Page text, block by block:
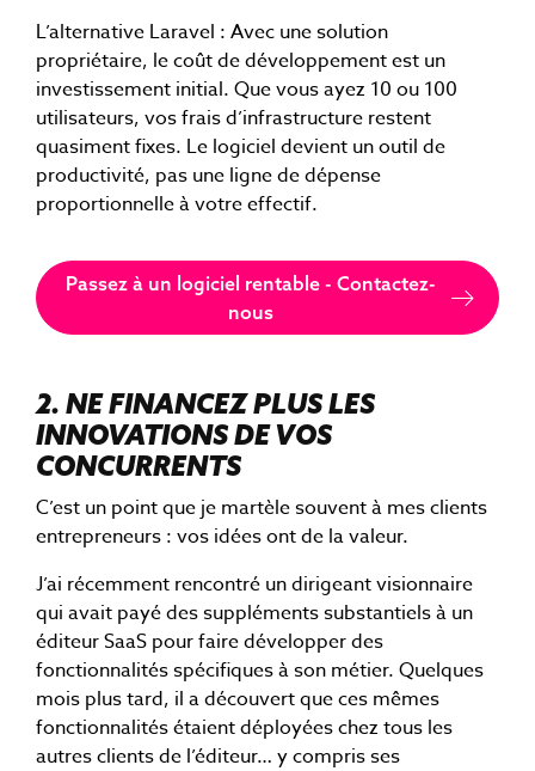
L’alternative Laravel : Avec une solution
propriétaire, le coût de développement est un
investissement initial. Que vous ayez 10 ou 100
utilisateurs, vos frais d’infrastructure restent
quasiment fixes. Le logiciel devient un outil de
productivité, pas une ligne de dépense
proportionnelle à votre effectif.
Passez à un logiciel rentable - Contactez-
nous
2. NE FINANCEZ PLUS LES
INNOVATIONS DE VOS
CONCURRENTS
C’est un point que je martèle souvent à mes clients
entrepreneurs : vos idées ont de la valeur.
J’ai récemment rencontré un dirigeant visionnaire
qui avait payé des suppléments substantiels à un
éditeur SaaS pour faire développer des
fonctionnalités spécifiques à son métier. Quelques
mois plus tard, il a découvert que ces mêmes
fonctionnalités étaient déployées chez tous les
autres clients de l’éditeur… y compris ses